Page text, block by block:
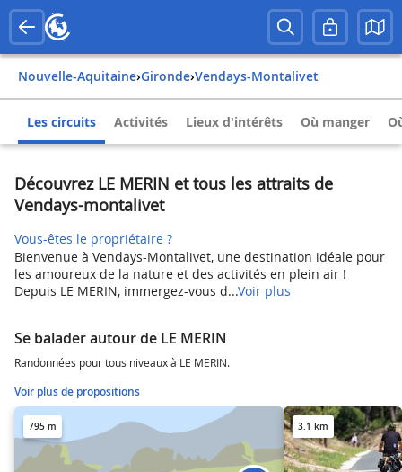
Nouvelle-Aquitaine› Gironde› Vendays-Montalivet
Les circuits Activités Lieux d'intérêts Où manger
Découvrez LE MERIN et tous les attraits de
Vendays-montalivet
Vous-êtes le propriétaire ?
Bienvenue à Vendays-Montalivet, une destination idéale pour
les amoureux de la nature et des activités en plein air !
Depuis LE MERIN, immergez-vous d...Voir plus
Se balader autour de LE MERIN
Randonnées pour tous niveaux à LE MERIN.
Voir plus de propositions
795 m 3.1 km